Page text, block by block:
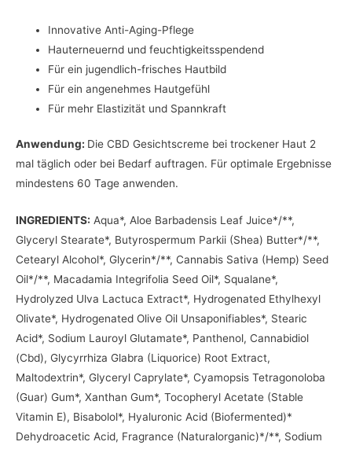
Innovative Anti-Aging-Pflege
Hauterneuernd und feuchtigkeitsspendend
Für ein jugendlich-frisches Hautbild
Für ein angenehmes Hautgefühl
Für mehr Elastizität und Spannkraft
Anwendung: Die CBD Gesichtscreme bei trockener Haut 2
mal täglich oder bei Bedarf auftragen. Für optimale Ergebnisse
mindestens 60 Tage anwenden.
INGREDIENTS: Aqua*, Aloe Barbadensis Leaf Juice*/**,
Glyceryl Stearate*, Butyrospermum Parkii (Shea) Butter*/**,
Cetearyl Alcohol*, Glycerin*/**, Cannabis Sativa (Hemp) Seed
Oil*/**, Macadamia Integrifolia Seed Oil*, Squalane*,
Hydrolyzed Ulva Lactuca Extract*, Hydrogenated Ethylhexyl
Olivate*, Hydrogenated Olive Oil Unsaponifiables*, Stearic
Acid*, Sodium Lauroyl Glutamate*, Panthenol, Cannabidiol
(Cbd), Glycyrrhiza Glabra (Liquorice) Root Extract,
Maltodextrin*, Glyceryl Caprylate*, Cyamopsis Tetragonoloba
(Guar) Gum*, Xanthan Gum*, Tocopheryl Acetate (Stable
Vitamin E), Bisabolol*, Hyaluronic Acid (Biofermented)*
Dehydroacetic Acid, Fragrance (Naturalorganic)*/**, Sodium